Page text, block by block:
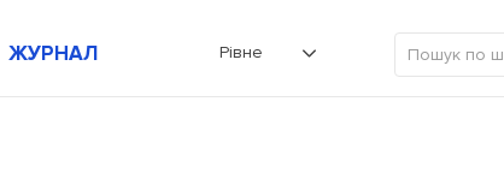
ЖУРНАЛ Рівне